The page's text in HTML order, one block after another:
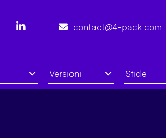
contact@4-pack.com
Versioni Sfide